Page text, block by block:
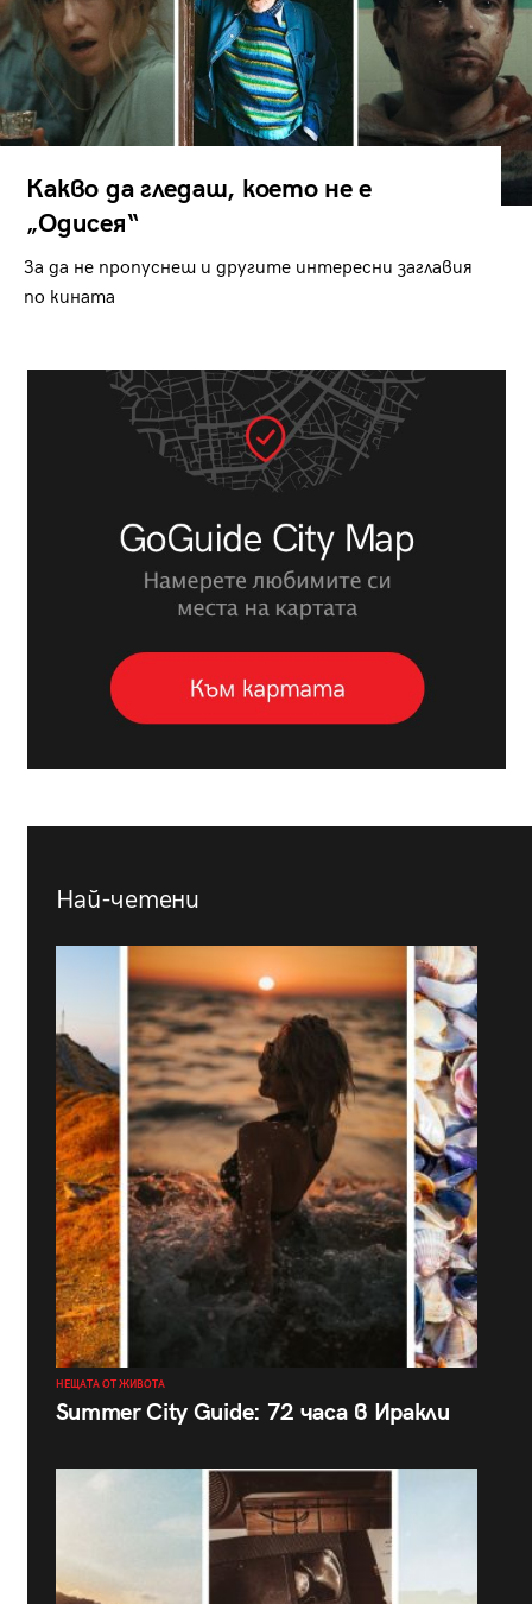
Какво да гледаш, което не е
„Одисея“
За да не пропуснеш и другите интересни заглавия
по кината
Най-четени
НЕЩАТА ОТ ЖИВОТА
Summer City Guide: 72 часа в Иракли